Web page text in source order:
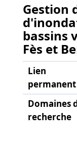
Gestion
bassins
Fès et
Lien
permanent
Domaines
recherche